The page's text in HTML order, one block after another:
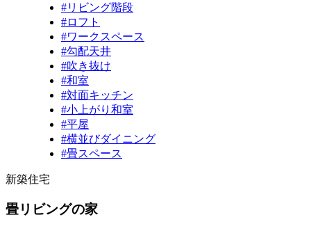
#リビング階段
#ロフト
#ワークスペース
#勾配天井
#吹き抜け
#和室
#対面キッチン
#小上がり和室
#平屋
#横並びダイニング
#畳スペース
新築住宅
畳リビングの家